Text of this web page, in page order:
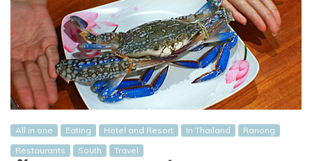
All in one Eating Hotel and Resort In Thailand
Ranong
Restaurants
South Travel